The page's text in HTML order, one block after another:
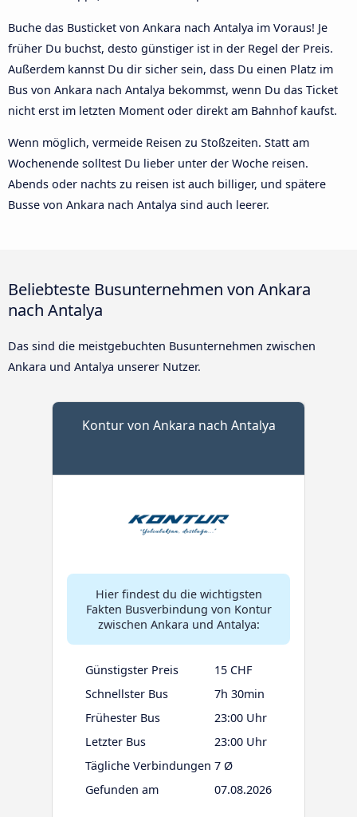
Buche das Busticket von Ankara nach Antalya im Voraus! Je
früher Du buchst, desto günstiger ist in der Regel der Preis.
Außerdem kannst Du dir sicher sein, dass Du einen Platz im
Bus von Ankara nach Antalya bekommst, wenn Du das Ticket
nicht erst im letzten Moment oder direkt am Bahnhof kaufst.
Wenn möglich, vermeide Reisen zu Stoßzeiten. Statt am
Wochenende solltest Du lieber unter der Woche reisen.
Abends oder nachts zu reisen ist auch billiger, und spätere
Busse von Ankara nach Antalya sind auch leerer.
Beliebteste Busunternehmen von Ankara
nach Antalya
Das sind die meistgebuchten Busunternehmen zwischen
Ankara und Antalya unserer Nutzer.
Kontur von Ankara nach Antalya
Hier findest du die wichtigsten
Fakten Busverbindung von Kontur
zwischen Ankara und Antalya:
Günstigster Preis
15 CHF
Schnellster Bus
7h 30min
Frühester Bus
23:00 Uhr
Letzter Bus
23:00 Uhr
Tägliche Verbindungen 7 Ø
Gefunden am
07.08.2026